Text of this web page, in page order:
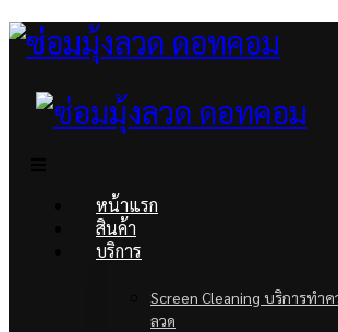
หน้าแรก
สินค้า
บริการ
Screen Cleaning บริการทำค
ลวด